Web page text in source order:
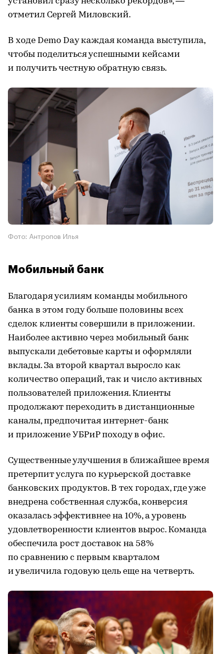
отметил Сергей Миловский.
В ходе Demo Day каждая команда выступила,
чтобы поделиться успешными кейсами
и получить честную обратную связь.
Фото: Антропов Илья
Мобильный банк
Благодаря усилиям команды мобильного
банка в этом году больше половины всех
сделок клиенты совершили в приложении.
Наиболее активно через мобильный банк
выпускали дебетовые карты и оформляли
вклады. За второй квартал выросло как
количество операций, так и число активных
пользователей приложения. Клиенты
продолжают переходить в дистанционные
каналы, предпочитая интернет-банк
и приложение УБРиР походу в офис.
Существенные улучшения в ближайшее время
претерпит услуга по курьерской доставке
банковских продуктов. В тех городах, где уже
внедрена собственная служба, конверсия
оказалась эффективнее на 10%, а уровень
удовлетворенности клиентов вырос. Команда
обеспечила рост доставок на 58%
по сравнению с первым кварталом
и увеличила годовую цель еще на четверть.